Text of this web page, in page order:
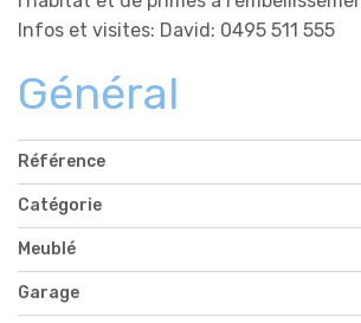
Infos et visites: David: 0495 511 555
Général
Référence
Catégorie
Meublé
Garage